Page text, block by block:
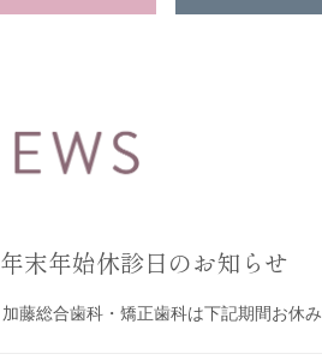
年末年始休診日のお知らせ